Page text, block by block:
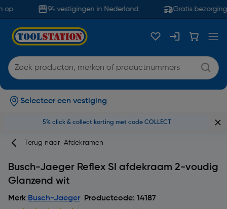
94 vestigingen in Nederland Gratis bezorging
Selecteer een vestiging
5% click & collect korting met code COLLECT
Terug naar Afdekramen
Busch-Jaeger Reflex SI afdekraam 2-voudig
Glanzend wit
Merk Busch-Jaeger Productcode: 14187